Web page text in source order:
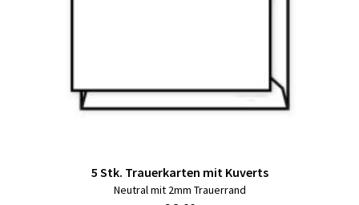
5 Stk. Trauerkarten mit Kuverts
Neutral mit 2mm Trauerrand